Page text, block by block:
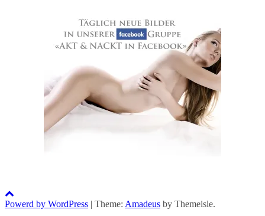
Powerd by WordPress | Theme: Amadeus by Themeisle.